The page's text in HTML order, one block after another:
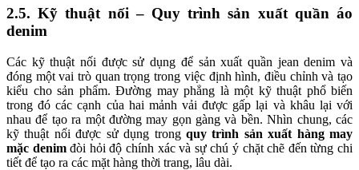
2.5. Kỹ thuật nối – Quy trình sản xuất quần áo
denim
Các kỹ thuật nối được sử dụng để sản xuất quần jean denim và
đóng một vai trò quan trọng trong việc định hình, điều chỉnh và tạo
kiểu cho sản phẩm. Đường may phẳng là một kỹ thuật phổ biến
trong đó các cạnh của hai mảnh vải được gấp lại và khâu lại với
nhau để tạo ra một đường may gọn gàng và bền. Nhìn chung, các
kỹ thuật nối được sử dụng trong quy trình sản xuất hàng may
mặc denimđòi hỏi độ chính xác và sự chú ý chặt chẽ đến từng chi
tiết để tạo ra các mặt hàng thời trang, lâu dài.